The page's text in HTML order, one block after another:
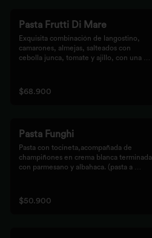
Pasta Frutti Di Mare
Exquisita combinación de langostino,
camarones, almejas, salteados con
cebolla junca, tomate y ajillo, con una
acompañado con nuestro tradicional pan
Focaccia.
$68.900
Pasta Funghi
Pasta con tocineta,acompañada de
champiñones en crema blanca terminada
con parmesano y albahaca. (pasta a
$50.900